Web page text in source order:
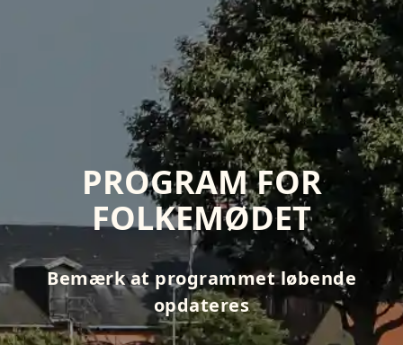
PROGRAM FOR
FOLKEMØDET
Bemærk at programmet løbende
opdateres